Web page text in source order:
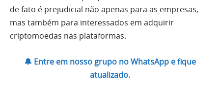
de fato é prejudicial não apenas para as empresas,
mas também para interessados em adquirir
criptomoedas nas plataformas.
🔔 Entre em nosso grupo no WhatsApp e fique
atualizado.